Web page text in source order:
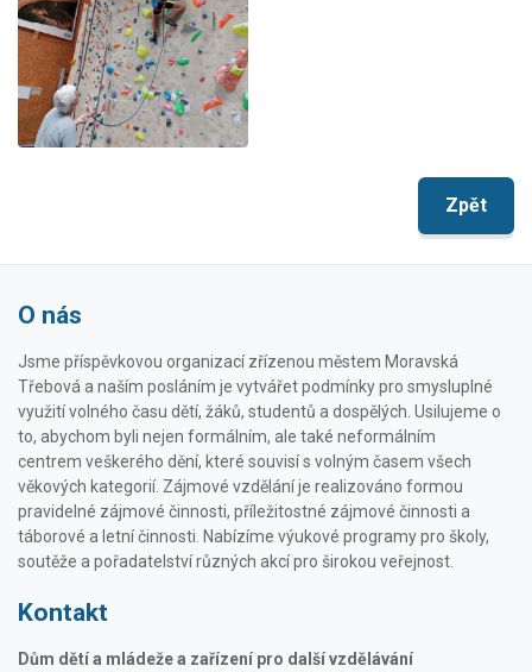
Zpět
O nás
Jsme příspěvkovou organizací zřízenou městem Moravská
Třebová a naším posláním je vytvářet podmínky pro smysluplné
využití volného času dětí, žáků, studentů a dospělých. Usilujeme o
to, abychom byli nejen formálním, ale také neformálním
centrem veškerého dění, které souvisí s volným časem všech
věkových kategorií. Zájmové vzdělání je realizováno formou
pravidelné zájmové činnosti, příležitostné zájmové činnosti a
táborové a letní činnosti. Nabízíme výukové programy pro školy,
soutěže a pořadatelství různých akcí pro širokou veřejnost.
Kontakt
Dům dětí a mládeže a zařízení pro další vzdělávání